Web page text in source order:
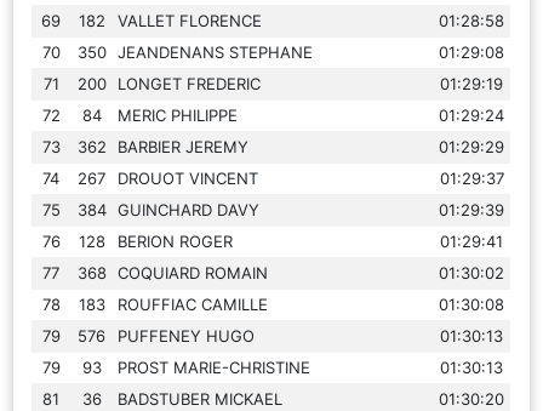
69
182 VALLET FLORENCE
01:28:58
70
350 JEANDENANS STEPHANE
01:29:08
71
200 LONGET FREDERIC
01:29:19
72
84 MERIC PHILIPPE
01:29:24
73
362 BARBIER JEREMY
01:29:29
74
267 DROUOT VINCENT
01:29:37
75
384 GUINCHARD DAVY
01:29:39
76
128 BERION ROGER
01:29:41
77
368 COQUIARD ROMAIN
01:30:02
78
183 ROUFFIAC CAMILLE
01:30:08
79
576 PUFFENEY HUGO
01:30:13
79
93 PROST MARIE-CHRISTINE
01:30:13
81
36 BADSTUBER MICKAEL
01:30:20